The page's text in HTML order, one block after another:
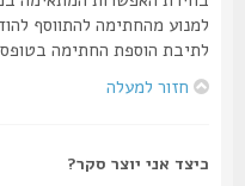
למנוע מהחתימה להתווסף
לתיבת הוספת החתימה בטופס
חזור למעלה
כיצד אני יוצר סקר?